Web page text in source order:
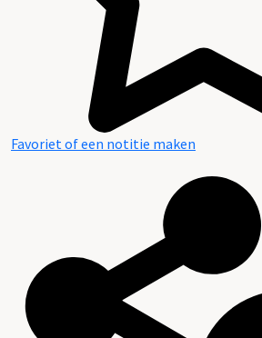
Favoriet of een notitie maken